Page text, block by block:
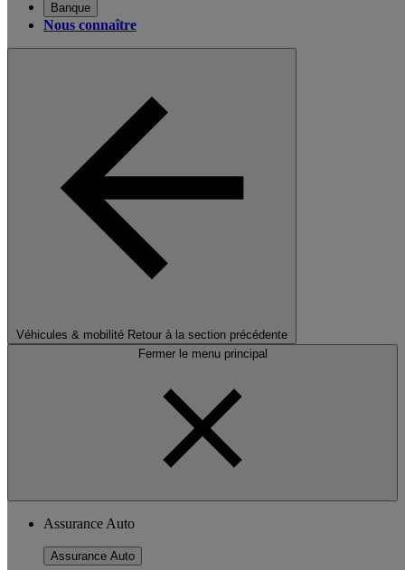
Banque
Nous connaître
Véhicules & mobilité Retour à la section précédente
Fermer le menu principal
Assurance Auto
Assurance Auto